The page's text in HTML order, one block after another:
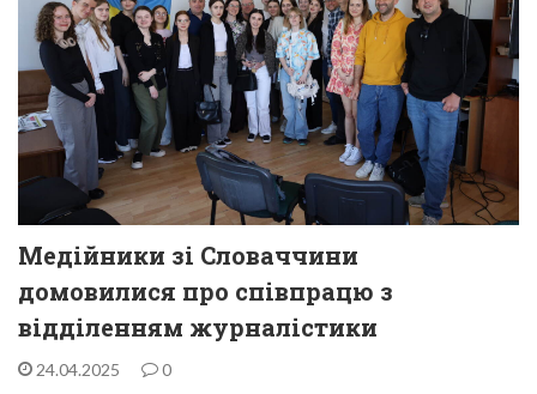
Медійники зі Словаччини
домовилися про співпрацю з
відділенням журналістики
24.04.2025 0